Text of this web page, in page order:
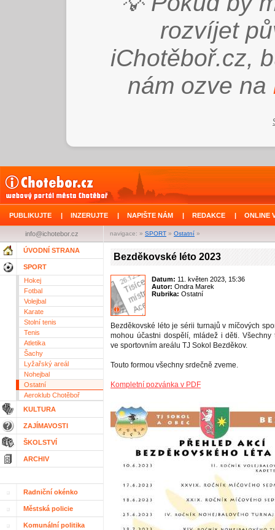
rozvíjet
iChotěboř.cz,
nám ozve na
PUBLIKUJTE | INZERUJTE | NAPIŠTE NÁM | REDAKCE | ONLINE
navigace: » SPORT » Ostatní »
info@ichotebor.cz
ÚVODNÍ STRANA
SPORT
Hokej
Fotbal
Volejbal
Karate
Stolní tenis
Tenis
Atletika
Šachy
Lyžařský areál
Nohejbal
Ostatní
Aeroklub Chotěboř
KULTURA
ZAJÍMAVOSTI
ŠKOLSTVÍ
ARCHIV
Radniční okénko
Městská policie
Komunální politika
Bezděkovské léto 2023
Datum: 11. květen 2023, 15:36
Autor: Ondra Marek
Rubrika: Ostatní
Bezděkovské léto je sérii turnajů v míčových
mohou účastni dospělí, mládež i děti. Všechny
ve sportovním areálu TJ Sokol Bezděkov.
Touto formou všechny srdečně zveme.
Kompletní pozvánka v PDF